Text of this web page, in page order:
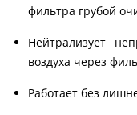
фильтра грубой
Нейтрализует
воздуха через
Работает без